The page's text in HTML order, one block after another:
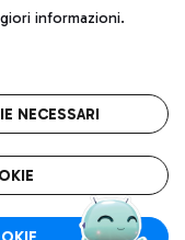
il servizio di taxi a
in aeroporto
informazioni.
NECESSARI